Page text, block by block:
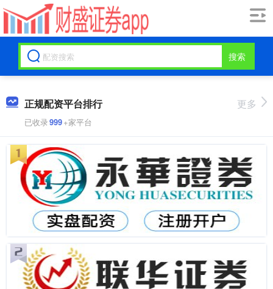
搜索
正规配资平台排行
已收录999+家平台
更多